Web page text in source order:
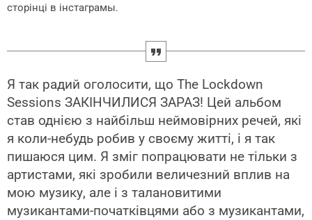
сторінці в інстаграмы.
Я так радий оголосити, що The Lockdown
Sessions ЗАКІНЧИЛИСЯ ЗАРАЗ! Цей альбом
став однією з найбільш неймовірних речей, які
я коли-небудь робив у своєму житті, і я так
пишаюся цим. Я зміг попрацювати не тільки з
артистами, які зробили величезний вплив на
мою музику, але і з талановитими
музикантами-початківцями або з музикантами,